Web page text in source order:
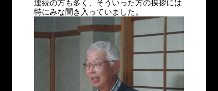
連続の方も多く、そういった方の挨拶には
特にみな聞き入っていました。